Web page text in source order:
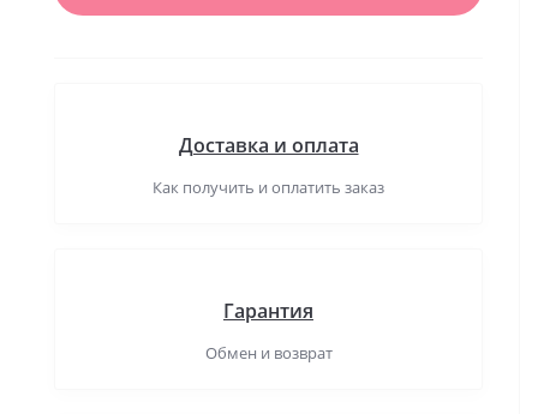
Доставка и оплата
Как получить и оплатить заказ
Гарантия
Обмен и возврат